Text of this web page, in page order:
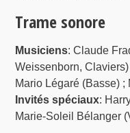
Trame sonore
Musiciens: Claude
Weissenborn,
Mario Légaré (Basse)
Invités spéciaux:
Marie-Soleil Bélanger